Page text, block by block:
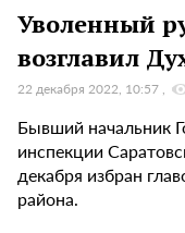
Уволенный
возглавил
22 декабря 2022, 10:57
Бывший начальник
инспекции
декабря избран
района.